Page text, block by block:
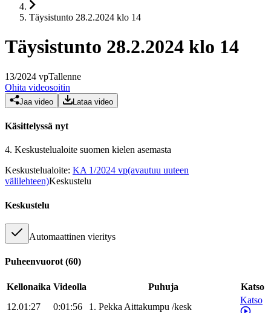
Täysistunto 28.2.2024 klo 14
Täysistunto 28.2.2024 klo 14
13/2024 vpTallenne
Ohita videosoitin
Jaa video Lataa video
Käsittelyssä nyt
4. Keskustelualoite suomen kielen asemasta
Keskustelualoite: KA 1/2024 vp(avautuu uuteen
välilehteen)Keskustelu
Keskustelu
Automaattinen vieritys
Puheenvuorot (60)
Kellonaika Videolla Puhuja
Katso
12.01:27
0:01:56 1. PekkaAittakumpu /kesk
Katso